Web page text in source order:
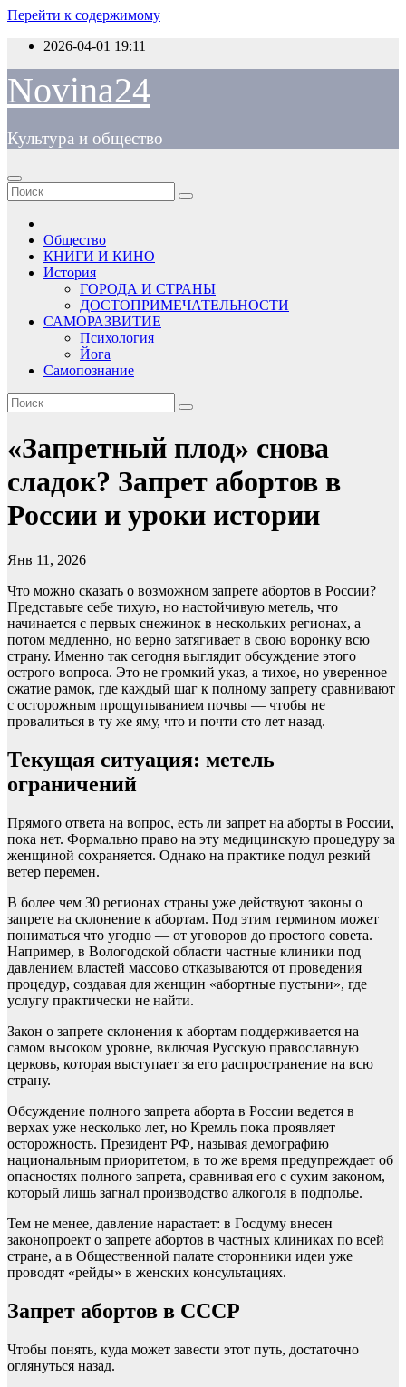
Перейти к содержимому
2026-04-01 19:11
Novina24
Культура и общество
Общество
КНИГИ И КИНО
История
ГОРОДА И СТРАНЫ
ДОСТОПРИМЕЧАТЕЛЬНОСТИ
САМОРАЗВИТИЕ
Психология
Йога
Самопознание
«Запретный плод» снова
сладок? Запрет абортов в
России и уроки истории
Янв 11, 2026
Что можно сказать о возможном запрете абортов в России?
Представьте себе тихую, но настойчивую метель, что
начинается с первых снежинок в нескольких регионах, а
потом медленно, но верно затягивает в свою воронку всю
страну. Именно так сегодня выглядит обсуждение этого
острого вопроса. Это не громкий указ, а тихое, но уверенное
сжатие рамок, где каждый шаг к полному запрету сравнивают
с осторожным прощупыванием почвы — чтобы не
провалиться в ту же яму, что и почти сто лет назад.
Текущая ситуация: метель
ограничений
Прямого ответа на вопрос, есть ли запрет на аборты в России,
пока нет. Формально право на эту медицинскую процедуру за
женщиной сохраняется. Однако на практике подул резкий
ветер перемен.
В более чем 30 регионах страны уже действуют законы о
запрете на склонение к абортам. Под этим термином может
пониматься что угодно — от уговоров до простого совета.
Например, в Вологодской области частные клиники под
давлением властей массово отказываются от проведения
процедур, создавая для женщин «абортные пустыни», где
услугу практически не найти.
Закон о запрете склонения к абортам поддерживается на
самом высоком уровне, включая Русскую православную
церковь, которая выступает за его распространение на всю
страну.
Обсуждение полного запрета аборта в России ведется в
верхах уже несколько лет, но Кремль пока проявляет
осторожность. Президент РФ, называя демографию
национальным приоритетом, в то же время предупреждает об
опасностях полного запрета, сравнивая его с сухим законом,
который лишь загнал производство алкоголя в подполье.
Тем не менее, давление нарастает: в Госдуму внесен
законопроект о запрете абортов в частных клиниках по всей
стране, а в Общественной палате сторонники идеи уже
проводят «рейды» в женских консультациях.
Запрет абортов в СССР
Чтобы понять, куда может завести этот путь, достаточно
оглянуться назад.